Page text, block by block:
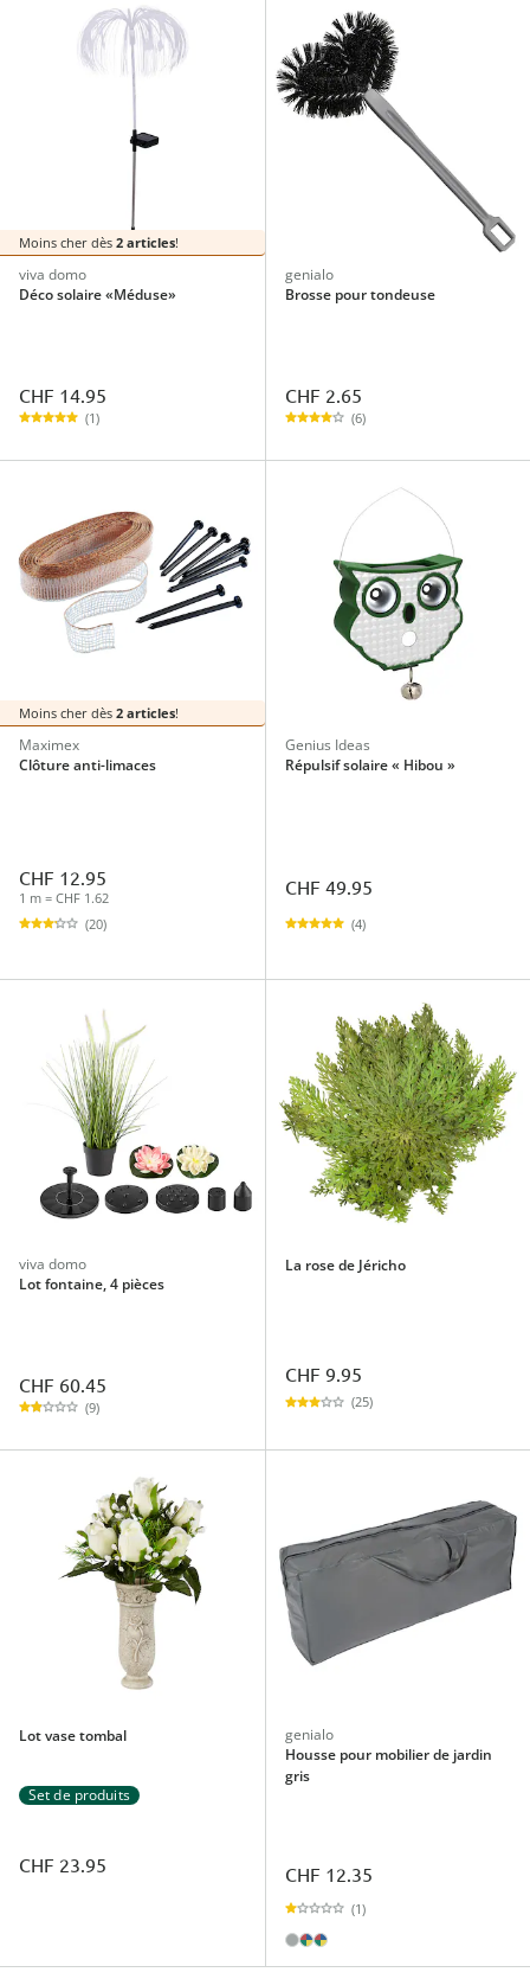
Moins cher dès 2 articles!
viva domo
Déco solaire «Méduse»
CHF 14.95
(1)
genialo
Brosse pour tondeuse
CHF 2.65
(6)
Moins cher dès 2 articles!
Maximex
Clôture anti-limaces
CHF 12.95
1 m = CHF 1.62
(20)
Genius Ideas
Répulsif solaire « Hibou »
CHF 49.95
(4)
viva domo
Lot fontaine, 4 pièces
CHF 60.45
(9)
La rose de Jéricho
CHF 9.95
(25)
Lot vase tombal
Set de produits
CHF 23.95
genialo
Housse pour mobilier de jardin
gris
CHF 12.35
(1)